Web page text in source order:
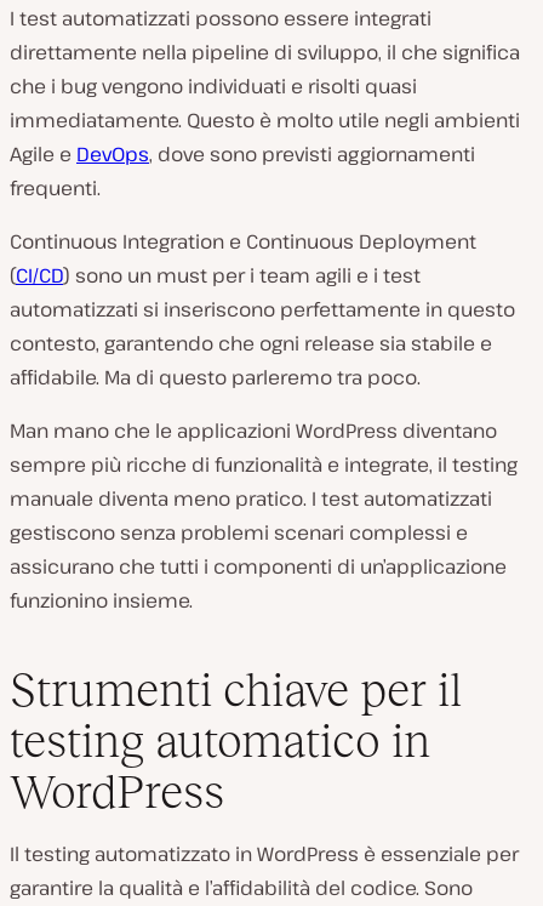
I test automatizzati possono essere integrati
direttamente nella pipeline di sviluppo, il che significa
che i bug vengono individuati e risolti quasi
immediatamente. Questo è molto utile negli ambienti
Agile e DevOps, dove sono previsti aggiornamenti
frequenti.
Continuous Integration e Continuous Deployment
(CI/CD) sono un must per i team agili e i test
automatizzati si inseriscono perfettamente in questo
contesto, garantendo che ogni release sia stabile e
affidabile. Ma di questo parleremo tra poco.
Man mano che le applicazioni WordPress diventano
sempre più ricche di funzionalità e integrate, il testing
manuale diventa meno pratico. I test automatizzati
gestiscono senza problemi scenari complessi e
assicurano che tutti i componenti di un’applicazione
funzionino insieme.
Strumenti chiave per il
testing automatico in
WordPress
Il testing automatizzato in WordPress è essenziale per
garantire la qualità e l’affidabilità del codice. Sono